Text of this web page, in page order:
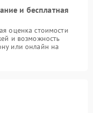
и бесплатная
оценка стоимости
и возможность
или онлайн на